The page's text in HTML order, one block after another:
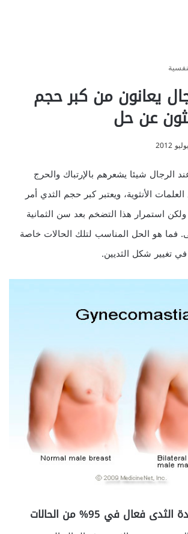
يعانون من كبر حجم
عن حل
الرجال شيئا يشعرهم بالإرتباك والحرج
الأنثوية، ويعتبر كبر حجم الثدي أمر
ولكن استمرار هذا التضخم بعد سن الثمانية
فما هو الحل المناسب لتلك الحالات خاصة
في تغيير شكل الثديين.
في 95% من الحالات